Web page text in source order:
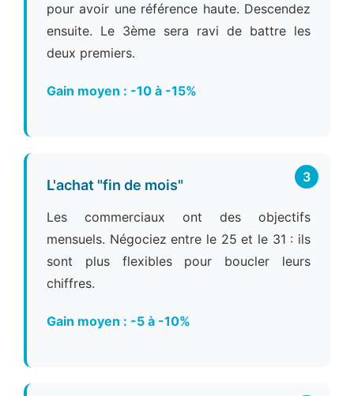
pour avoir une référence haute. Descendez
ensuite. Le 3ème sera ravi de battre les
deux premiers.
Gain moyen : -10 à -15%
3
L'achat "fin de mois"
Les commerciaux ont des objectifs
mensuels. Négociez entre le 25 et le 31 : ils
sont plus flexibles pour boucler leurs
chiffres.
Gain moyen : -5 à -10%